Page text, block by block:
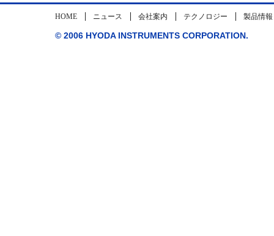
HOME ニュース 会社案内 テクノロジー 製品情報
© 2006 HYODA INSTRUMENTS CORPORATION.